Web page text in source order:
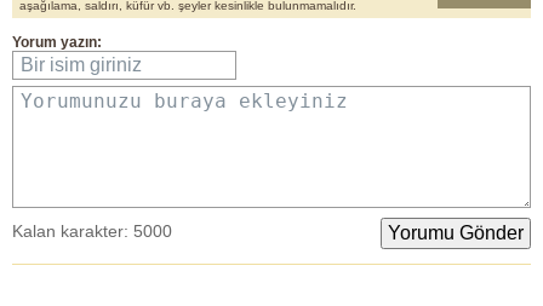
aşağılama, saldırı, küfür vb. şeyler kesinlikle bulunmamalıdır.
Yorum yazın:
Bir isim giriniz
Yorumunuzu buraya ekleyiniz
Kalan karakter: 5000